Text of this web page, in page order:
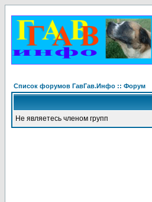
Список форумов ГавГав.Инфо :: Форум
Не являетесь членом групп